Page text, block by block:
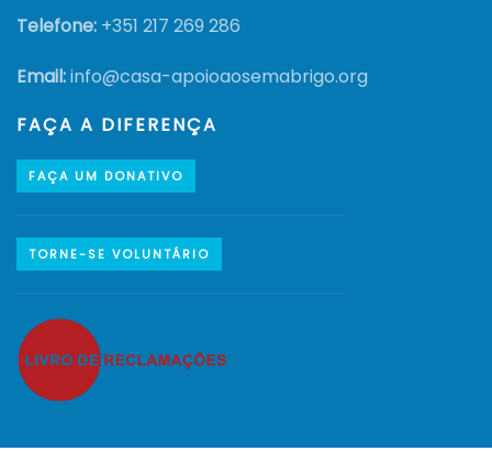
Telefone: +351 217 269 286
Email:info@casa-apoioaosemabrigo.org
FAÇA A DIFERENÇA
FAÇA UM DONATIVO
TORNE-SE VOLUNTÁRIO